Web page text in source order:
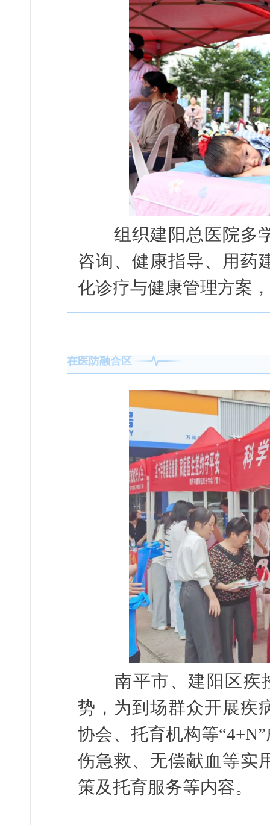
组织建阳总医院多学
咨询、健康指导、用药
化诊疗与健康管理方案
在医防融合区
南平市、建阳区疾控
势，为到场群众开展疾
协会、托育机构等
伤急救、无偿献血等实
策及托育服务等内容。